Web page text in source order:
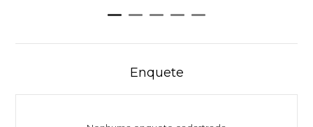
Enquete